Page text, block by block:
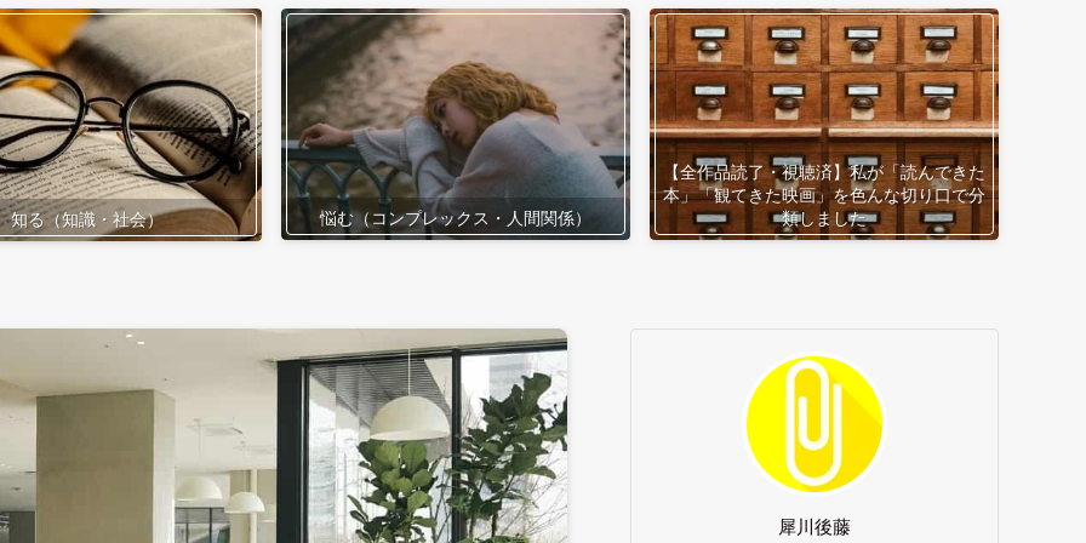
知る（知識・社会） 悩む（コンプレックス・人間関係）
【全作品読了・視聴済】私が「読んできた
本」「観てきた映画」を色んな切り口で分
類しました
犀川後藤